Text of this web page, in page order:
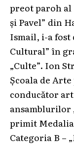
preot paroh
și Pavel” din
Ismail, i-a
Cultural” în
„Culte”. Ion
Școala de
conducător
ansamblurilor
primit
Categoria B –